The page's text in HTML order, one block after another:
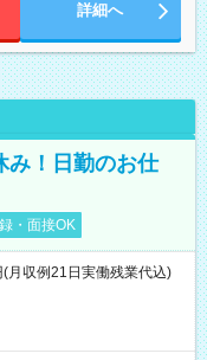
詳細へ
み！日勤のお仕
・面接OK
収例21日実働残業代込)